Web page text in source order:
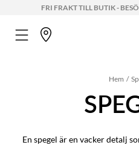
FRI FRAKT TILL BUTIK -
Hem
En spegel är en vacker detalj